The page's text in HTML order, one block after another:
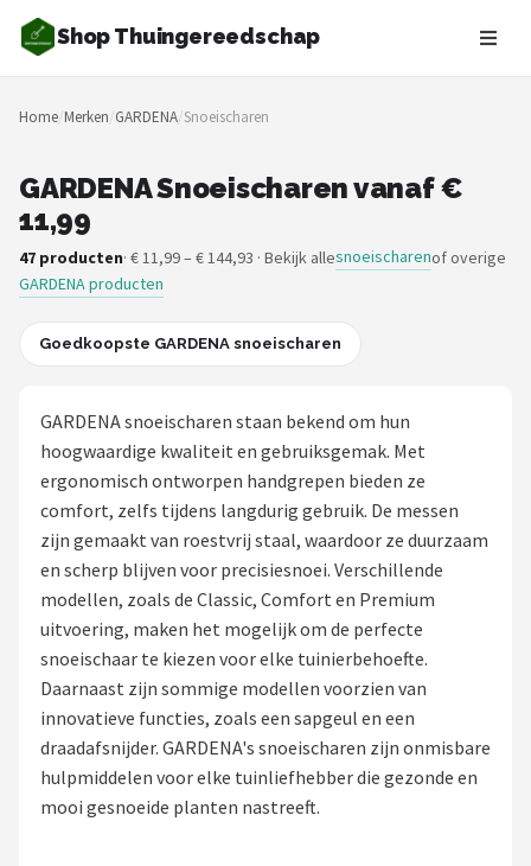
Shop Thuingereedschap
Zoeken
NAVIGATIE
Merken
Blog
Borderplanten
Hogedrukreinigers
Grastrimmers
Onkruidbranders
Shop
To the South
GARDENA
Home/Merken/GARDENA/Snoeischaren
GARDENA Snoeischaren vanaf €
11,99
47 producten· € 11,99 – € 144,93 · Bekijk allesnoeischarenof overige
GARDENA producten
Goedkoopste GARDENA snoeischaren
GARDENA snoeischaren staan bekend om hun
hoogwaardige kwaliteit en gebruiksgemak. Met
ergonomisch ontworpen handgrepen bieden ze
comfort, zelfs tijdens langdurig gebruik. De messen
zijn gemaakt van roestvrij staal, waardoor ze duurzaam
en scherp blijven voor precisiesnoei. Verschillende
modellen, zoals de Classic, Comfort en Premium
uitvoering, maken het mogelijk om de perfecte
snoeischaar te kiezen voor elke tuinierbehoefte.
Daarnaast zijn sommige modellen voorzien van
innovatieve functies, zoals een sapgeul en een
draadafsnijder. GARDENA's snoeischaren zijn onmisbare
hulpmiddelen voor elke tuinliefhebber die gezonde en
mooi gesnoeide planten nastreeft.